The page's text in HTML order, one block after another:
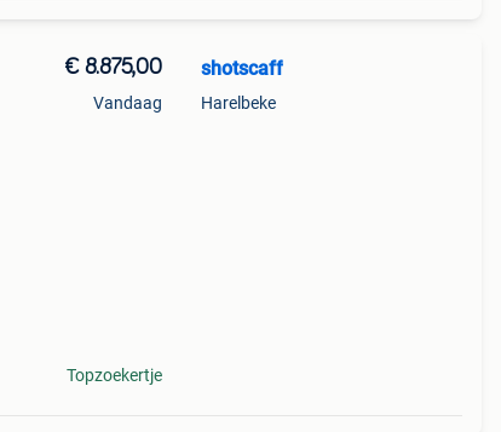
€ 8.875,00
Vandaag
Topzoekertje
shotscaff
Harelbeke